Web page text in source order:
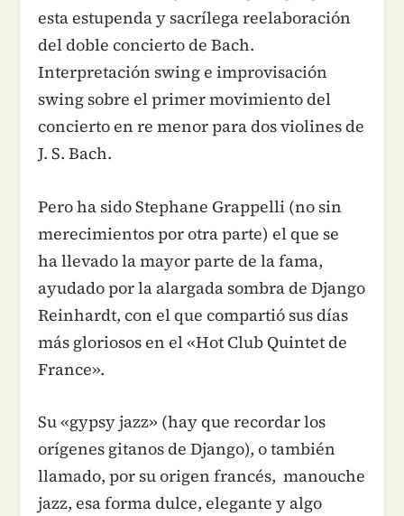
esta estupenda y sacrílega reelaboración
del doble concierto de Bach.
Interpretación swing e improvisación
swing sobre el primer movimiento del
concierto en re menor para dos violines de
J. S. Bach.
Pero ha sido Stephane Grappelli (no sin
merecimientos por otra parte) el que se
ha llevado la mayor parte de la fama,
ayudado por la alargada sombra de Django
Reinhardt, con el que compartió sus días
más gloriosos en el «Hot Club Quintet de
France».
Su «gypsy jazz» (hay que recordar los
orígenes gitanos de Django), o también
llamado, por su origen francés, manouche
jazz, esa forma dulce, elegante y algo